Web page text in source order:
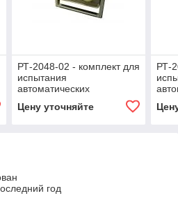
РТ-2048-02 - комплект для
испытания
автоматических
Цену уточняйте
РТ-
год